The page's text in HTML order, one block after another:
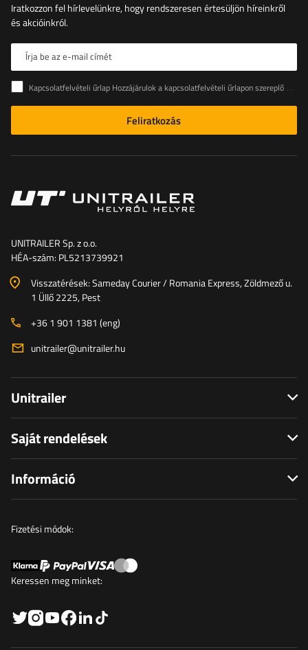
Iratkozzon fel hírlevelünkre, hogy rendszeresen értesüljön híreinkről
és akcióinkról.
Írja be az e-mail címét
Kapcsolatfelvételi űrlap Hozzájárulok a kapcsolatfelvételi űrlapon szereplő személyes adataimnak az Európai Parlament és a Tanács (EU) rendeletével összhangban történő kezeléséhez
Feliratkozás
UNITRAILER Sp. z o.o.
HÉA-szám: PL5213739921
Visszatérések: Sameday Courier / Romania Express, Zöldmező u.
1 Üllő 2225, Pest
+36 1 901 1381 (eng)
unitrailer@unitrailer.hu
Unitrailer
Saját rendelések
Információ
Fizetési módok:
Keressen meg minket: